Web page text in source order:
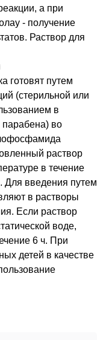
а при
- получение
Раствор для
готовят путем
(стерильной или
в
парабена) во
раствор
в течение
Для введения путем
в растворы
Если раствор
воде,
6 ч. При
детей в качестве